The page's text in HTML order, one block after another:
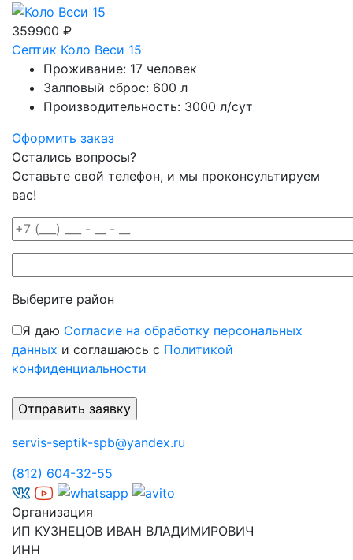
359900 ₽
Септик Коло Веси 15
Проживание: 17 человек
Залповый сброс: 600 л
Производительность: 3000 л/сут
Оформить заказ
Остались вопросы?
Оставьте свой телефон, и мы проконсультируем
вас!
Выберите район
Я даю Согласие на обработку персональных
данных и соглашаюсь с Политикой
конфиденциальности
servis-septik-spb@yandex.ru
(812) 604-32-55
Организация
ИП КУЗНЕЦОВ ИВАН ВЛАДИМИРОВИЧ
ИНН